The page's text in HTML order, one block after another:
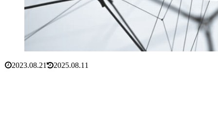
2023.08.21 2025.08.11